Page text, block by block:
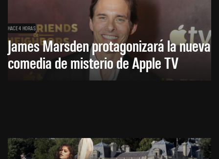
HACE 4 HORAS
James Marsden protagonizará la nueva
comedia de misterio de Apple TV